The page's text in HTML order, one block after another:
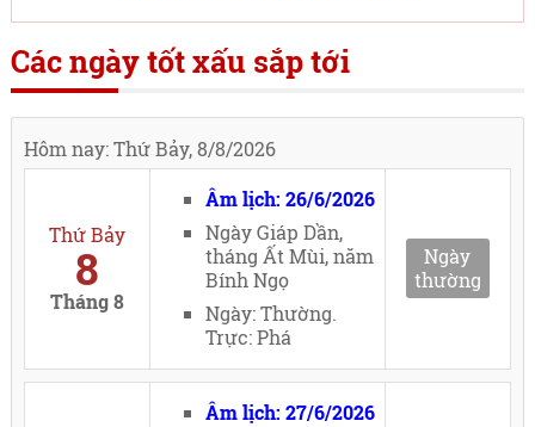
Các ngày tốt xấu sắp tới
Hôm nay: Thứ Bảy, 8/8/2026
Thứ Bảy
8
Tháng 8
Âm lịch: 26/6/2026
Ngày Giáp Dần,
tháng Ất Mùi, năm
Bính Ngọ
Ngày: Thường.
Trực: Phá
Ngày
thường
Âm lịch: 27/6/2026